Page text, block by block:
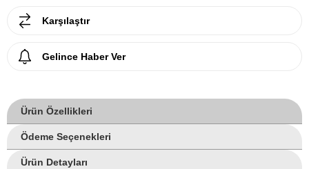
Karşılaştır
Gelince Haber Ver
Ürün Özellikleri
Ödeme Seçenekleri
Ürün Detayları